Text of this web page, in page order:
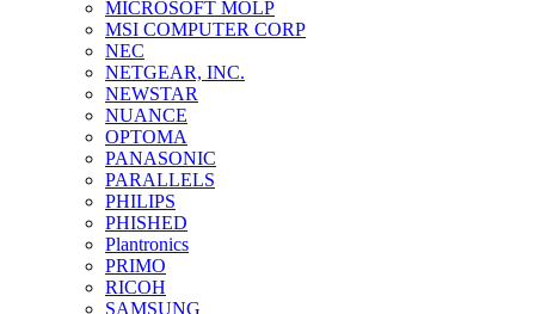
MICROSOFT MOLP
MSI COMPUTER CORP
NEC
NETGEAR, INC.
NEWSTAR
NUANCE
OPTOMA
PANASONIC
PARALLELS
PHILIPS
PHISHED
Plantronics
PRIMO
RICOH
SAMSUNG